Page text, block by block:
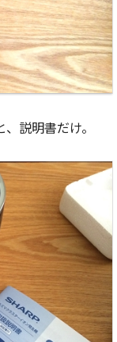
説明書だけ。